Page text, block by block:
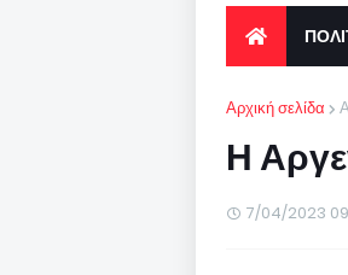
Αρχική σελίδα
Η
7/04/2023